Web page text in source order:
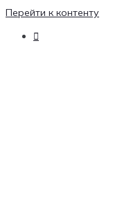
Перейти к контенту